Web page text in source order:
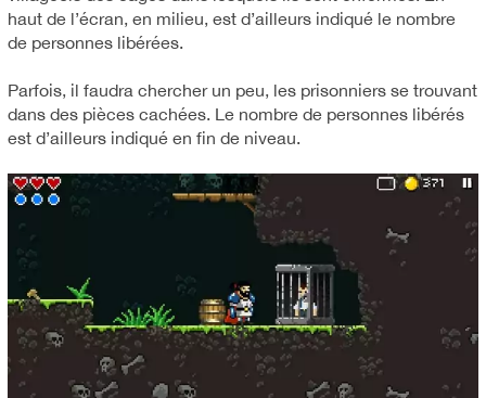
haut de l’écran, en milieu, est d’ailleurs indiqué le nombre
de personnes libérées.
Parfois, il faudra chercher un peu, les prisonniers se trouvant
dans des pièces cachées. Le nombre de personnes libérés
est d’ailleurs indiqué en fin de niveau.